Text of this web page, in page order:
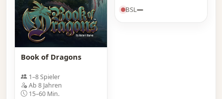
Book of Dragons
1–8 Spieler
Ab 8 Jahren
15–60 Min.
BSL—